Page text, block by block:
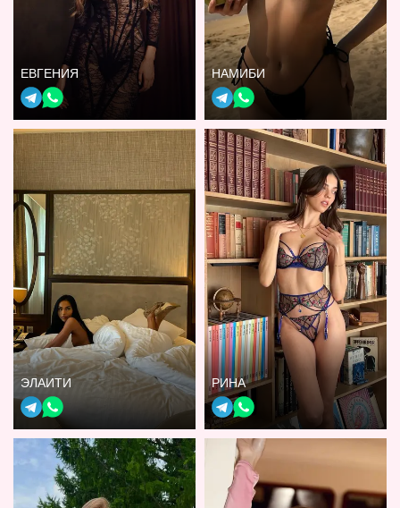
ЕВГЕНИЯ НАМИБИ
ЭЛАИТИ РИНА